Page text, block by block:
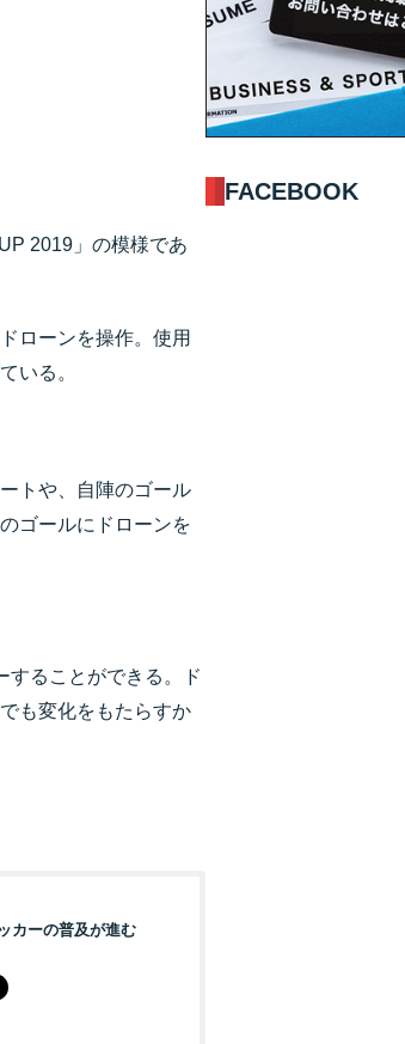
2019」の模様であ
ローンを操作。使用
いる。
トや、自陣のゴール
ゴールにドローンを
することができる。ド
も変化をもたらすか
カーの普及が進む
FACEBOOK